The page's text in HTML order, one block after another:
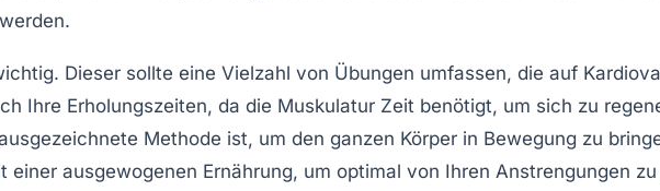
Dieser sollte eine Vielzahl von Übungen umfassen, die auf
Ihre Erholungszeiten, da die Muskulatur Zeit benötigt, um sich zu
Methode ist, um den ganzen Körper in Bewegung zu
einer ausgewogenen Ernährung, um optimal von Ihren Anstrengungen